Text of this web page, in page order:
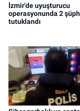
İzmir'de uyuşturucu
operasyonunda 2
tutuklandı